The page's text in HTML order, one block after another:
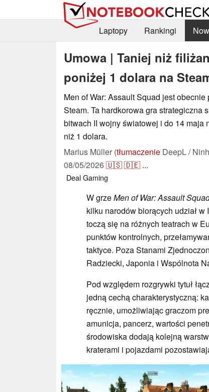
Laptopy
Rankingi
Umowa | Taniej niż
poniżej 1 dolara na
Men of War: Assault Squad jest
Steam. Ta hardkorowa gra strategiczna
bitwach II wojny światowej i do 14 maja
niż 1 dolara.
Marius Müller (tłumaczenie DeepL /
08/05/2026🇺🇸🇩🇪 ...
DealGaming
W grzeMen of War: Assault
kilku narodów biorących udział
toczą się na różnych teatrach w
punktów kontrolnych,
taktyce. Poza Stanami
Radziecki, Japonia i Wspólnota
Pod względem rozgrywki tytuł
jedną cechą charakterystyczną:
ręcznie, umożliwiając graczom
amunicja, pancerz, wartości
środowiska dodają kolejną
kraterami i pojazdami